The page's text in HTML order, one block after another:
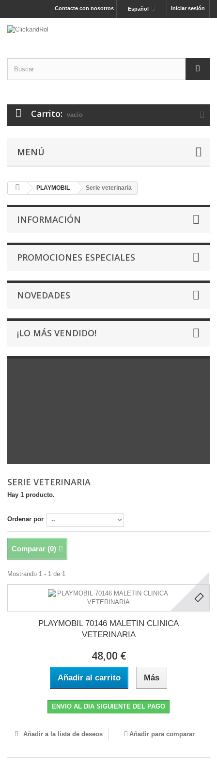
Iniciar sesión
Español
Contacte con nosotros
Carrito: vacío
MENÚ
PLAYMOBIL Serie veterinaria
INFORMACIÓN
PROMOCIONES ESPECIALES
NOVEDADES
¡LO MÁS VENDIDO!
SERIE VETERINARIA
Hay 1 producto.
Ordenar por
Comparar (0)
Mostrando 1 - 1 de 1
PLAYMOBIL 70146 MALETIN CLINICA
VETERINARIA
48,00 €
Añadir al carrito Más
ENVIO AL DIA SIGUIENTE DEL PAGO
Añadir a la lista de deseos Añadir para comparar